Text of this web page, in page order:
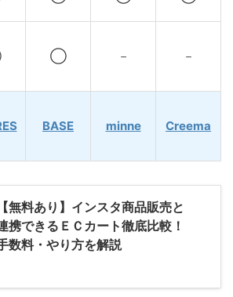
◯ － －
BASE minne Creema
【無料あり】インスタ商品販売と
携できるＥＣカート徹底比較！
数料・やり方を解説